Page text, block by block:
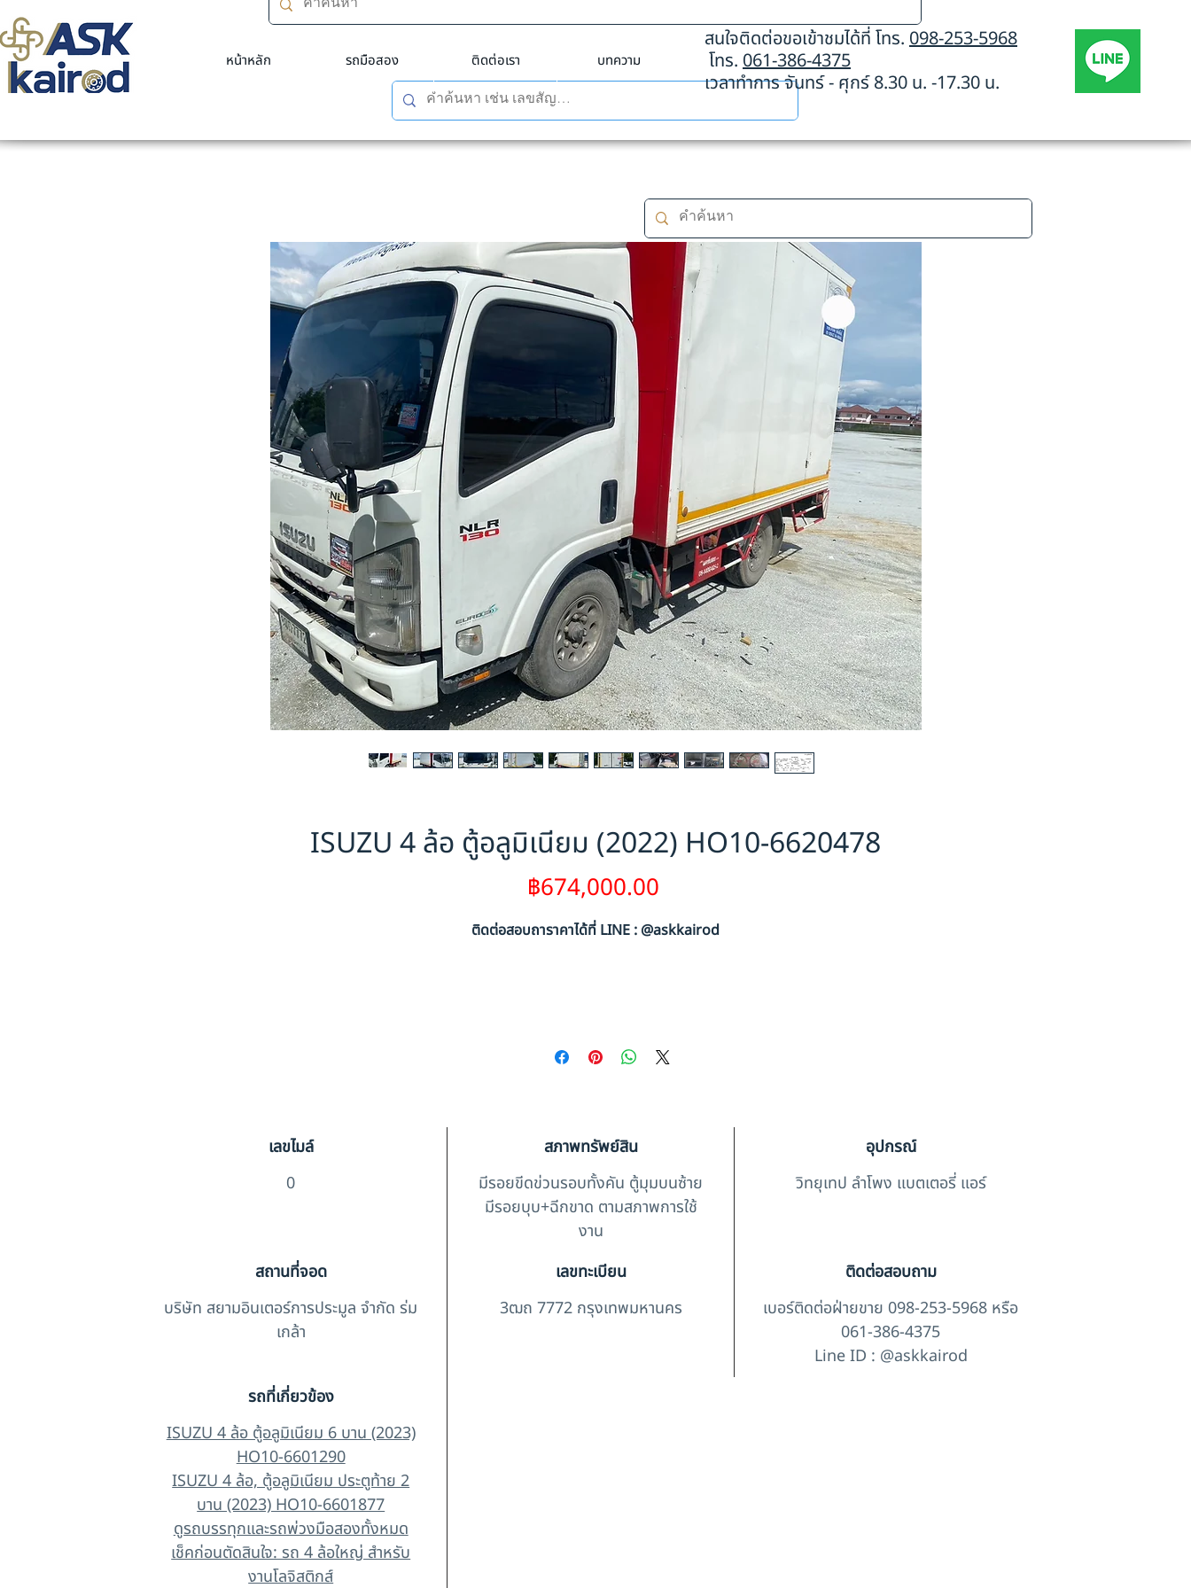
หน้าหลัก รถมือสอง ติดต่อเรา บทความ
สนใจติดต่อขอเข้าชมได้ที่ โทร. 098-253-5968
โทร. 061-386-4375
เวลาทำการ จันทร์ - ศุกร์ 8.30 น. -17.30 น.
ISUZU 4 ล้อ ตู้อลูมิเนียม (2022) HO10-6620478
฿674,000.00
ติดต่อสอบถาราคาได้ที่ LINE : @askkairod
เลขไมล์
0
สภาพทรัพย์สิน
มีรอยขีดข่วนรอบทั้งคัน ตู้มุมบนซ้าย
มีรอยบุบ+ฉีกขาด ตามสภาพการใช้
งาน
อุปกรณ์
วิทยุเทป ลำโพง แบตเตอรี่ แอร์
สถานที่จอด
บริษัท สยามอินเตอร์การประมูล จำกัด ร่ม
เกล้า
เลขทะเบียน
3ฒถ 7772 กรุงเทพมหานคร
ติดต่อสอบถาม
เบอร์ติดต่อฝ่ายขาย 098-253-5968 หรือ
061-386-4375
Line ID : @askkairod
รถที่เกี่ยวข้อง
ISUZU 4 ล้อ ตู้อลูมิเนียม 6 บาน (2023)
HO10-6601290
ISUZU 4 ล้อ, ตู้อลูมิเนียม ประตูท้าย 2
บาน (2023) HO10-6601877
ดูรถบรรทุกและรถพ่วงมือสองทั้งหมด
เช็คก่อนตัดสินใจ: รถ 4 ล้อใหญ่ สำหรับ
งานโลจิสติกส์